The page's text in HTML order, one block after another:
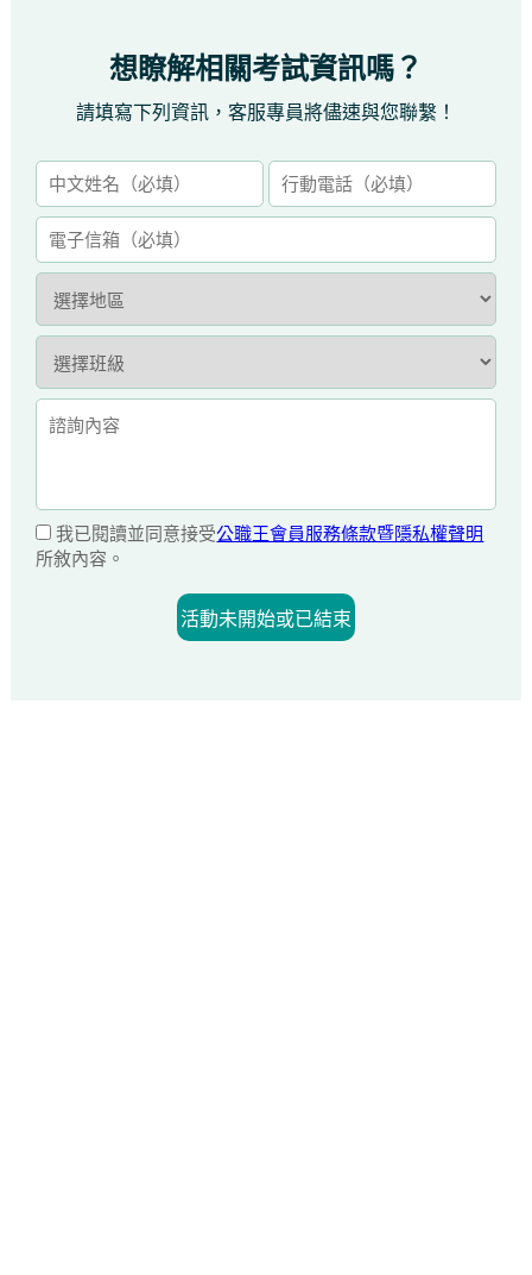
想瞭解相關考試資訊嗎？
請填寫下列資訊，客服專員將儘速與您聯繫！
我已閱讀並同意接受公職王會員服務條款暨隱私權聲明
所敘內容。
活動未開始或已結束